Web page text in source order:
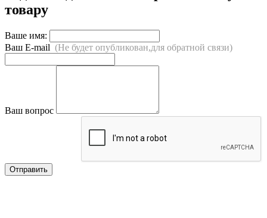
товару
Ваше имя:
Ваш E-mail (Не будет опубликован,для обратной связи)
Ваш вопрос
Отправить